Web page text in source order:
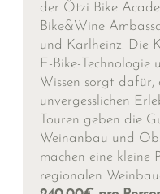
der Ötzi Bike
Bike&Wine
und Karlheinz. Die
E-Bike-
Wissen sorgt dafür,
unvergesslichen
Touren geben die
Weinanbau und
machen eine kleine
regionalen